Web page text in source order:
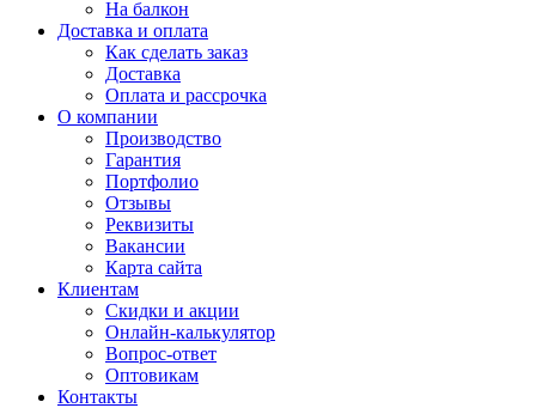
На балкон
Доставка и оплата
Как сделать заказ
Доставка
Оплата и рассрочка
О компании
Производство
Гарантия
Портфолио
Отзывы
Реквизиты
Вакансии
Карта сайта
Клиентам
Скидки и акции
Онлайн-калькулятор
Вопрос-ответ
Оптовикам
Контакты